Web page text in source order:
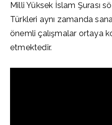
Milli Yüksek İslam Şurası
Türkleri aynı zamanda
önemli çalışmalar ortaya
etmektedir.